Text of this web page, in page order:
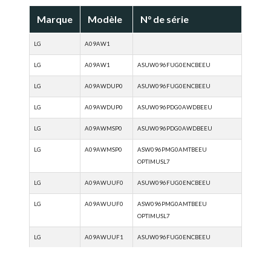
Marque Modèle N° de série